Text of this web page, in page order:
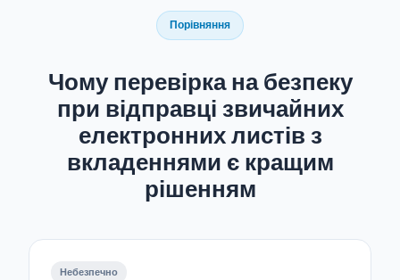
Порівняння
Чому перевірка на безпеку
при відправці звичайних
електронних листів з
вкладеннями є кращим
рішенням
Небезпечно